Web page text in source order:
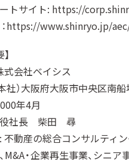
トサイト: https://
：https://www.shinryo.jp/
式会社ベイシス
社）大阪府大阪市中央区
年4月
役社長 柴田 尋
不動産の総合コンサルティ
M&A・企業再生事業、シニア